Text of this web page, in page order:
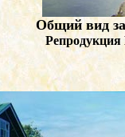
Общий вид